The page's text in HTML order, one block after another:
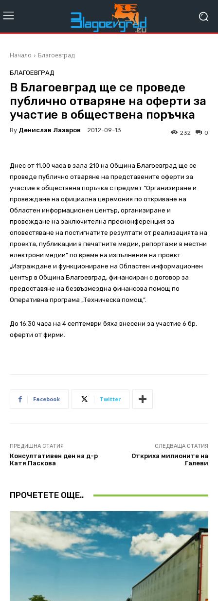
Начало Благоевград
БЛАГОЕВГРАД
В Благоевград ще се проведе
публично отваряне на оферти за
участие в обществена поръчка
By Денислав Лазаров 2012-09-13 0
232
Днес от 11.00 часа в зала 210 на Община Благоевград ще се
проведе публично отваряне на представените оферти за
участие в обществена поръчка с предмет “Организиране и
провеждане на официална церемония по откриване на
Областен информационен център, организиране и
провеждане на заключителна пресконференция за
оповестяване на постигнатите резултати от реализацията на
проекта, публикации в печатните медии, репортажи в местни
електрони медии” по време на изпълнение на проект
„Изграждане и функциониране на Областен информационен
център в Община Благоевград, финансиран с договор за
предоставяне на безвъзмездна финансова помощ по
Оперативна програма „Техническа помощ”.
До 16.30 часа на 4 септември бяха внесени за участие 6 бр.
оферти от фирми.
Facebook Twitter
ПРЕДИШНА СТАТИЯ
Консултативен ден на д-р
Катя Паскова
СЛЕДВАЩА СТАТИЯ
Откриха милионите на
Галеви
ПРОЧЕТЕТЕ ОЩЕ..